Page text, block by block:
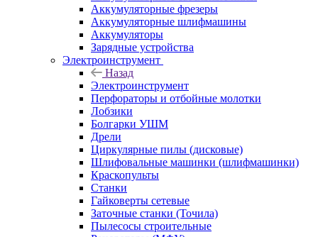
Аккумуляторные фрезеры
Аккумуляторные шлифмашины
Аккумуляторы
Зарядные устройства
Электроинструмент
Назад
Электроинструмент
Перфораторы и отбойные молотки
Лобзики
Болгарки УШМ
Дрели
Циркулярные пилы (дисковые)
Шлифовальные машинки (шлифмашинки)
Краскопульты
Станки
Гайковерты сетевые
Заточные станки (Точила)
Пылесосы строительные